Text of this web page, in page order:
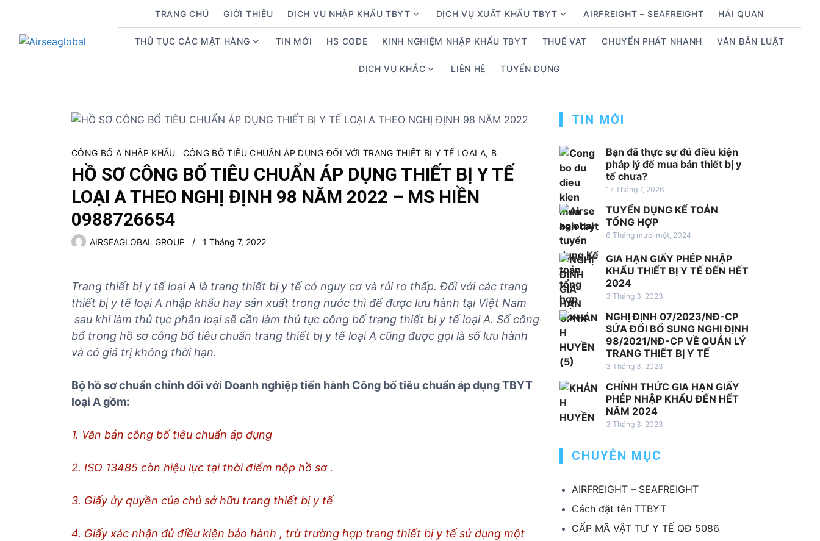
TRANG CHỦ GIỚI THIỆU DỊCH VỤ NHẬP KHẨU TBYT
h
w
m
n
u
f
o
v
ụ
n
h
ậ
h
DỊCH VỤ XUẤT KHẨU TBYT
h
n
u
f
o
r
D
ị
c
h
v
ụ
x
u
ấ
t
h
ẩ
u
AIRFREIGHT – SEAFREIGHT HẢI QUAN
THỦ TỤC CÁC MẶT HÀNG
u
m
e
n
u
r
ủ
t
c
c
m
à
g
TIN MỚI HS CODE KINH NGHIỆM NHẬP KHẨU TBYT THUẾ VAT CHUYỂN PHÁT NHANH VĂN BẢN LUẬT
DỊCH VỤ KHÁC
w
u
b
m
e
n
ị
c
h
v
h
LIÊN HỆ TUYỂN DỤNG
CÔNG BỐ A NHẬP KHẨU CÔNG BỐ TIÊU CHUẨN ÁP DỤNG ĐỐI VỚI TRANG THIẾT BỊ Y TẾ LOẠI A, B
HỒ SƠ CÔNG BỐ TIÊU CHUẨN ÁP DỤNG THIẾT BỊ Y TẾ
LOẠI A THEO NGHỊ ĐỊNH 98 NĂM 2022 – MS HIỀN
0988726654
AIRSEAGLOBAL GROUP 1 Tháng 7, 2022
Trang thiết bị y tế loại A là trang thiết bị y tế có nguy cơ và rủi ro thấp. Đối với các trang
thiết bị y tế loại A nhập khẩu hay sản xuất trong nước thì để được lưu hành tại Việt Nam
sau khi làm thủ tục phân loại sẽ cần làm thủ tục công bố trang thiết bị y tế loại A. Số công
bố trong hồ sơ công bố tiêu chuẩn trang thiết bị y tế loại A cũng được gọi là số lưu hành
và có giá trị không thời hạn.
Bộ hồ sơ chuẩn chỉnh đối với Doanh nghiệp tiến hành Công bố tiêu chuẩn áp dụng TBYT
loại A gồm:
1. Văn bản công bố tiêu chuẩn áp dụng
2. ISO 13485 còn hiệu lực tại thời điểm nộp hồ sơ .
3. Giấy ủy quyền của chủ sở hữu trang thiết bị y tế
4. Giấy xác nhận đủ điều kiện bảo hành , trừ trường hợp trang thiết bị y tế sử dụng một
TIN MỚI
Bạn đã thực sự đủ điều kiện
pháp lý để mua bán thiết bị y
tế chưa?
17 Tháng 7, 2026
TUYỂN DỤNG KẾ TOÁN
TỔNG HỢP
6 Tháng mười một, 2024
GIA HẠN GIẤY PHÉP NHẬP
KHẨU THIẾT BỊ Y TẾ ĐẾN HẾT
2024
3 Tháng 3, 2023
NGHỊ ĐỊNH 07/2023/NĐ-CP
SỬA ĐỔI BỔ SUNG NGHỊ ĐỊNH
98/2021/NĐ-CP VỀ QUẢN LÝ
TRANG THIẾT BỊ Y TẾ
3 Tháng 3, 2023
CHÍNH THỨC GIA HẠN GIẤY
PHÉP NHẬP KHẨU ĐẾN HẾT
NĂM 2024
3 Tháng 3, 2023
CHUYÊN MỤC
AIRFREIGHT – SEAFREIGHT
Cách đặt tên TTBYT
CẤP MÃ VẬT TƯ Y TẾ QĐ 5086